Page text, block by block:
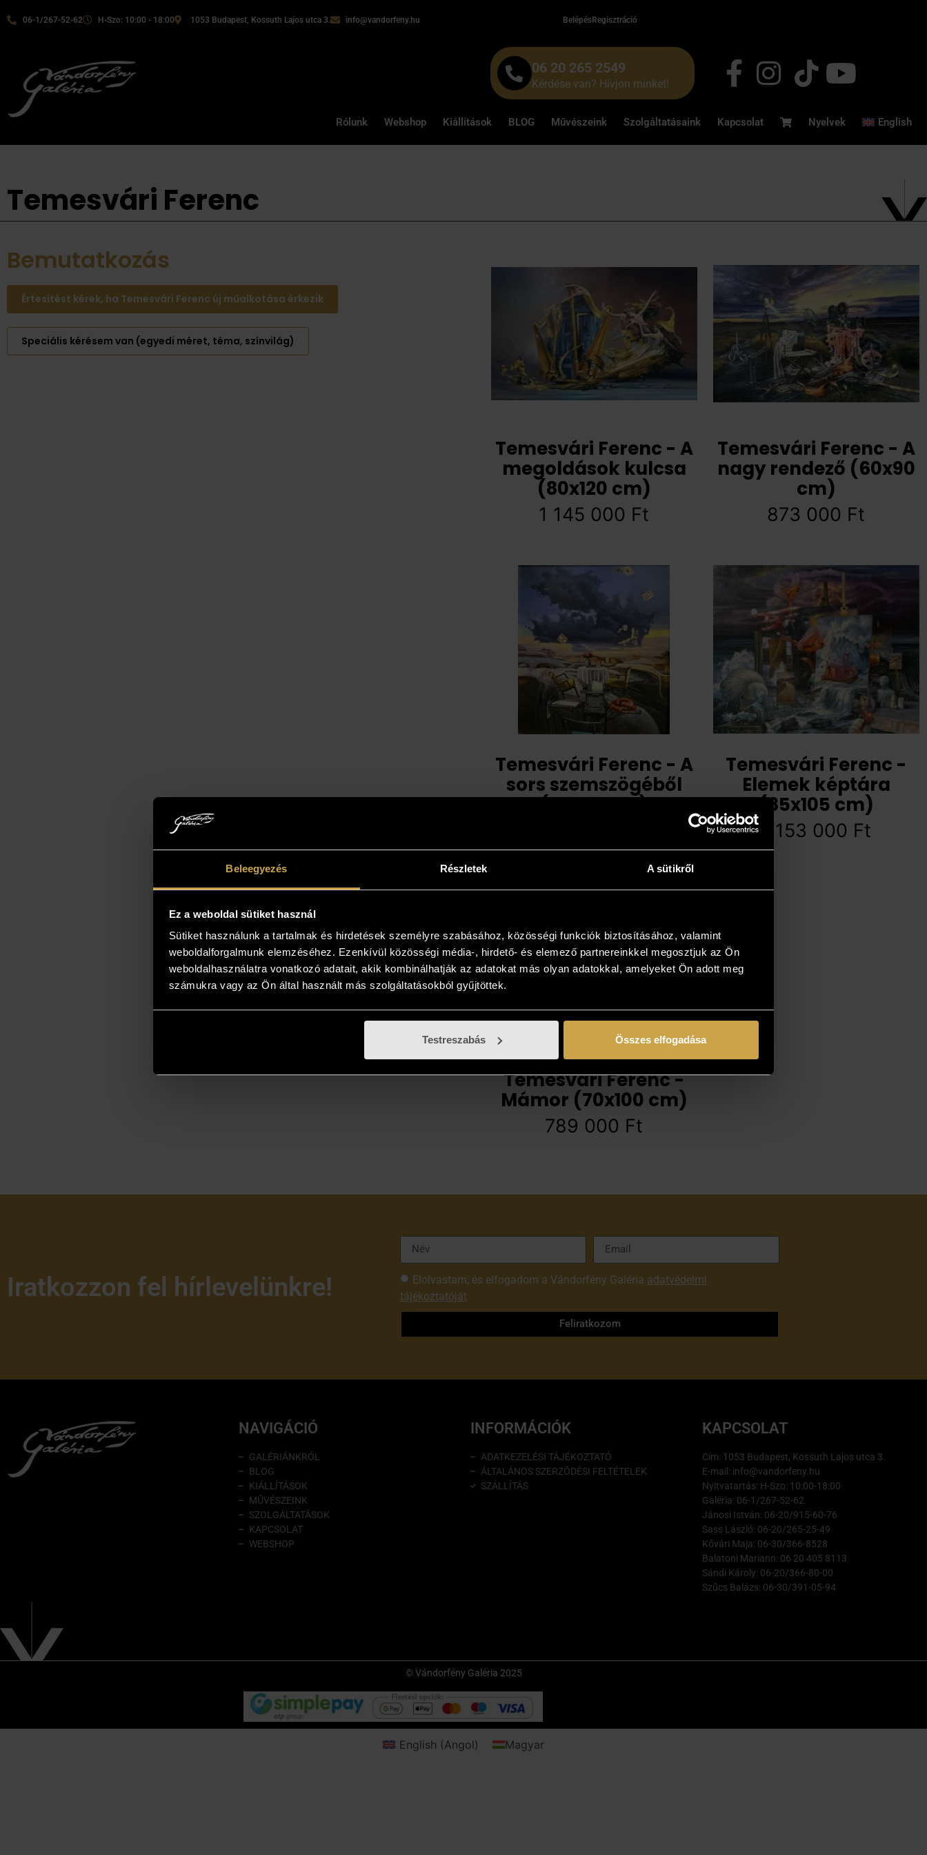
Beleegyezés Részletek A sütikről
Ez a weboldal sütiket használ
Sütiket használunk a tartalmak és hirdetések személyre szabásához, közösségi funkciók biztosításához, valamint
weboldalforgalmunk elemzéséhez. Ezenkívül közösségi média-, hirdető- és elemező partnereinkkel megosztjuk az Ön
weboldalhasználatra vonatkozó adatait, akik kombinálhatják az adatokat más olyan adatokkal, amelyeket Ön adott meg
számukra vagy az Ön által használt más szolgáltatásokból gyűjtöttek.
Testreszabás Összes elfogadása
06-1/267-52-62 H-Szo: 10:00 - 18:00 1053 Budapest, Kossuth Lajos utca 3. info@vandorfeny.hu BelépésRegisztráció
06 20 265 2549
Kérdése van? Hívjon minket!
Rólunk Webshop Kiállítások BLOG Művészeink Szolgáltatásaink Kapcsolat Nyelvek English
Temesvári Ferenc
Bemutatkozás
Értesítést kérek, ha Temesvári Ferenc új műalkotása érkezik
Speciális kérésem van (egyedi méret, téma, színvilág)
Temesvári Ferenc - A
megoldások kulcsa
(80x120 cm)
1 145 000 Ft
Temesvári Ferenc - A
nagy rendező (60x90
cm)
873 000 Ft
Temesvári Ferenc - A
sors szemszögéből
(80x70 cm)
Temesvári Ferenc -
Elemek képtára
(85x105 cm)
1 153 000 Ft
Temesvári Ferenc -
Mámor (70x100 cm)
789 000 Ft
Iratkozzon fel hírlevelünkre! Elolvastam, és elfogadom a Vándorfény Galéria adatvédelmi
tájékoztatóját
Feliratkozom
NAVIGÁCIÓ
GALÉRIÁNKRÓL
BLOG
KIÁLLÍTÁSOK
MŰVÉSZEINK
SZOLGÁLTATÁSOK
KAPCSOLAT
WEBSHOP
INFORMÁCIÓK
ADATKEZELÉSI TÁJÉKOZTATÓ
ÁLTALÁNOS SZERZŐDÉSI FELTÉTELEK
SZÁLLÍTÁS
KAPCSOLAT
Cím: 1053 Budapest, Kossuth Lajos utca 3.
E-mail: info@vandorfeny.hu
Nyitvatartás: H-Szo: 10:00-18:00
Galéria: 06-1/267-52-62
Jánosi István: 06-20/915-60-76
Sass László: 06-20/265-25-49
Kővári Maja: 06-30/366-8528
Balatoni Mariann: 06 20 405 8113
Sándi Károly: 06-20/366-80-00
Szűcs Balázs: 06-30/391-05-94
© Vándorfény Galéria 2025
English (Angol) Magyar